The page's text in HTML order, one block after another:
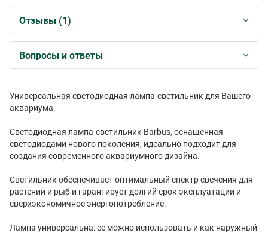
Отзывы (1)
Вопросы и ответы
Универсальная светодиодная лампа-светильник для Вашего
аквариума.
Светодиодная лампа-светильник Barbus, оснащенная
светодиодами нового поколения, идеально подходит для
создания современного аквариумного дизайна.
Светильник обеспечивает оптимальный спектр свечения для
растений и рыб и гарантирует долгий срок эксплуатации и
сверхэкономичное энергопотребление.
Лампа универсальна: ее можно использовать и как наружный